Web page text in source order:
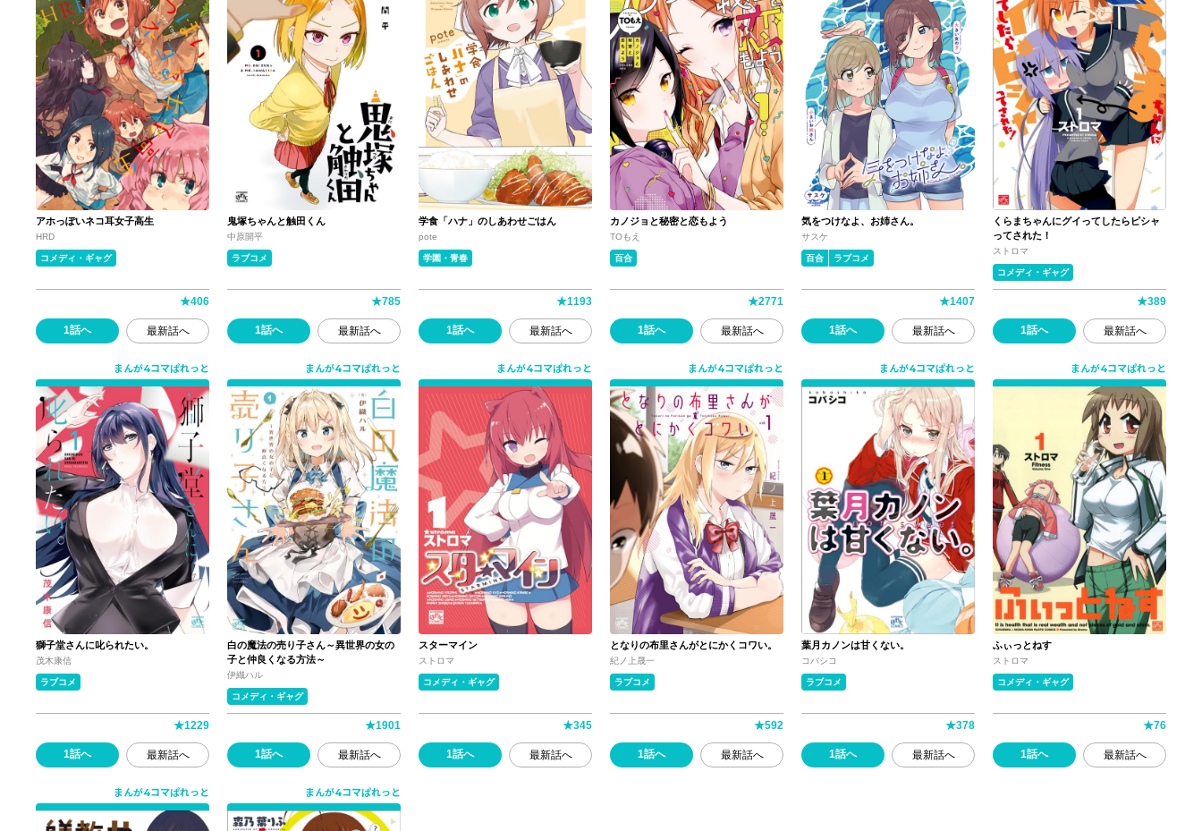
アホっぽいネコ耳女子高生
HRD
コメディ・ギャグ
★406
1話へ 最新話へ
鬼塚ちゃんと触田くん
中原開平
ラブコメ
★785
1話へ 最新話へ
学食「ハナ」のしあわせごはん
pote
学園・青春
★1193
1話へ 最新話へ
カノジョと秘密と恋もよう
TOもえ
百合
★2771
1話へ 最新話へ
気をつけなよ、お姉さん。
サスケ
百合 ラブコメ
★1407
1話へ 最新話へ
くらまちゃんにグイってしたらピシャ
ってされた！
ストロマ
コメディ・ギャグ
★389
1話へ 最新話へ
まんが4コマぱれっと
獅子堂さんに叱られたい。
茂木康信
ラブコメ
★1229
1話へ 最新話へ
まんが4コマぱれっと
白の魔法の売り子さん～異世界の女の
子と仲良くなる方法～
伊織ハル
コメディ・ギャグ
★1901
1話へ 最新話へ
まんが4コマぱれっと
スターマイン
ストロマ
コメディ・ギャグ
★345
1話へ 最新話へ
まんが4コマぱれっと
となりの布里さんがとにかくコワい。
紀ノ上晟一
ラブコメ
★592
1話へ 最新話へ
まんが4コマぱれっと
葉月カノンは甘くない。
コバシコ
ラブコメ
★378
1話へ 最新話へ
まんが4コマぱれっと
ふぃっとねす
ストロマ
コメディ・ギャグ
★76
1話へ 最新話へ
まんが4コマぱれっと まんが4コマぱれっと